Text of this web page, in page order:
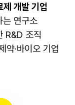
개발 기업
연구소
R&D 조직
약·바이오 기업